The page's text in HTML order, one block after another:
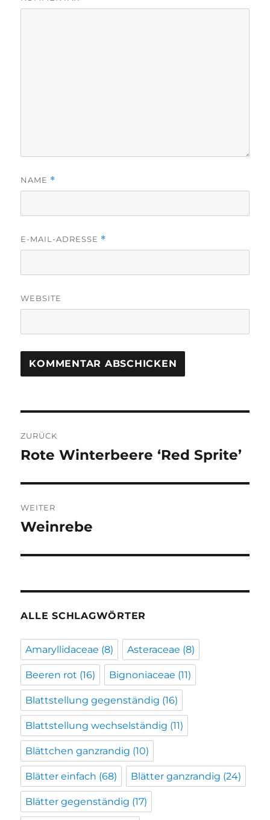
NAME *
E-MAIL-ADRESSE *
WEBSITE
ZURÜCK
Vorheriger
Rote Winterbeere ‘Red Sprite’
WEITER
Nächster
Weinrebe
ALLE SCHLAGWÖRTER
Amaryllidaceae (8) Asteraceae (8)
Beeren rot (16) Bignoniaceae (11)
Blattstellung gegenständig (16)
Blattstellung wechselständig (11)
Blättchen ganzrandig (10)
Blätter einfach (68) Blätter ganzrandig (24)
Blätter gegenständig (17)